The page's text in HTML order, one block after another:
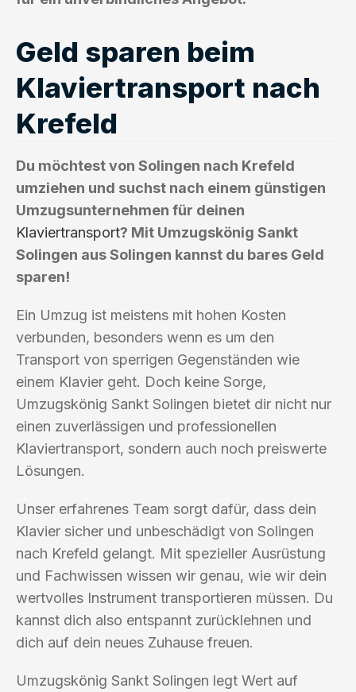
Geld sparen beim
Klaviertransport nach
Krefeld
Du möchtest von Solingen nach Krefeld
umziehen und suchst nach einem günstigen
Umzugsunternehmen für deinen
Klaviertransport? Mit Umzugskönig Sankt
Solingen aus Solingen kannst du bares Geld
sparen!
Ein Umzug ist meistens mit hohen Kosten
verbunden, besonders wenn es um den
Transport von sperrigen Gegenständen wie
einem Klavier geht. Doch keine Sorge,
Umzugskönig Sankt Solingen bietet dir nicht nur
einen zuverlässigen und professionellen
Klaviertransport, sondern auch noch preiswerte
Lösungen.
Unser erfahrenes Team sorgt dafür, dass dein
Klavier sicher und unbeschädigt von Solingen
nach Krefeld gelangt. Mit spezieller Ausrüstung
und Fachwissen wissen wir genau, wie wir dein
wertvolles Instrument transportieren müssen. Du
kannst dich also entspannt zurücklehnen und
dich auf dein neues Zuhause freuen.
Umzugskönig Sankt Solingen legt Wert auf